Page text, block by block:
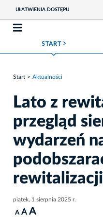
UŁATWIENIA DOSTĘPU
START ROZWIŃ MENU
Start Aktualności
Lato z
przegląd
wydarzeń
rewitalizacji
piątek, 1 sierpnia 2025 r.
A A A